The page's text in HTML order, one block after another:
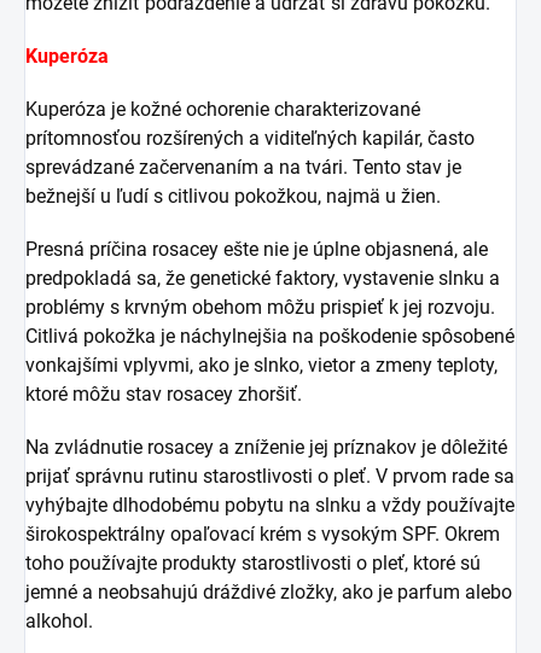
Kuperóza
Kuperóza je kožné ochorenie charakterizované
prítomnosťou rozšírených a viditeľných kapilár, často
sprevádzané začervenaním a na tvári. Tento stav je
bežnejší u ľudí s citlivou pokožkou, najmä u žien.
Presná príčina rosacey ešte nie je úplne objasnená, ale
predpokladá sa, že genetické faktory, vystavenie slnku a
problémy s krvným obehom môžu prispieť k jej rozvoju.
Citlivá pokožka je náchylnejšia na poškodenie spôsobené
vonkajšími vplyvmi, ako je slnko, vietor a zmeny teploty,
ktoré môžu stav rosacey zhoršiť.
Na zvládnutie rosacey a zníženie jej príznakov je dôležité
prijať správnu rutinu starostlivosti o pleť. V prvom rade sa
vyhýbajte dlhodobému pobytu na slnku a vždy používajte
širokospektrálny opaľovací krém s vysokým SPF. Okrem
toho používajte produkty starostlivosti o pleť, ktoré sú
jemné a neobsahujú dráždivé zložky, ako je parfum alebo
alkohol.